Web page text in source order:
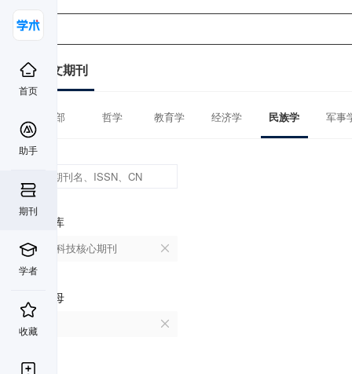
首页
助手
期刊
学者
收藏
中文期刊
全部 哲学 教育学 经济学 民族学 军事
数据库
中国科技核心期刊
首字母